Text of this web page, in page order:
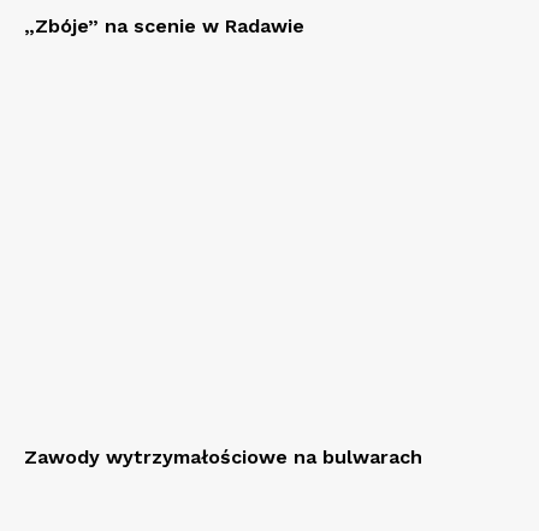
„Zbóje” na scenie w Radawie
Zawody wytrzymałościowe na bulwarach